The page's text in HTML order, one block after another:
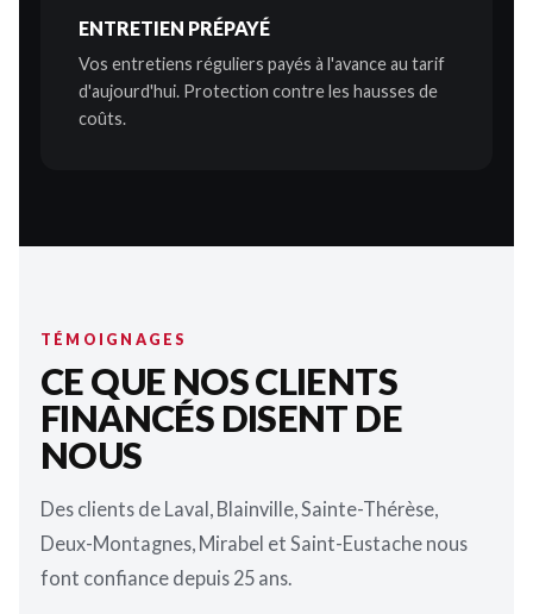
ENTRETIEN PRÉPAYÉ
Vos entretiens réguliers payés à l'avance au tarif
d'aujourd'hui. Protection contre les hausses de
coûts.
TÉMOIGNAGES
CE QUE NOS CLIENTS
FINANCÉS DISENT DE
NOUS
Des clients de Laval, Blainville, Sainte-Thérèse,
Deux-Montagnes, Mirabel et Saint-Eustache nous
font confiance depuis 25 ans.